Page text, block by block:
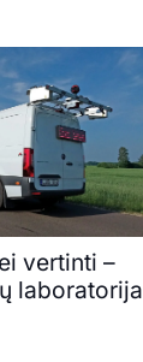
vertinti –
laboratorija